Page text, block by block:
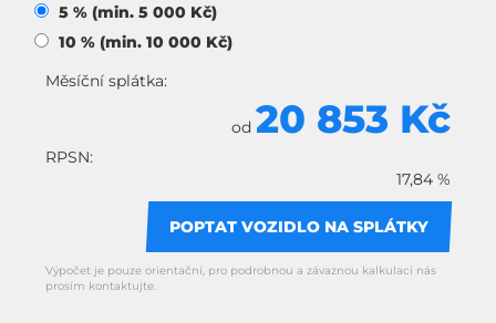
5 % (min. 5 000 Kč)
10 % (min. 10 000 Kč)
Měsíční splátka:
od 20 853 Kč
RPSN:
17,84 %
POPTAT VOZIDLO NA SPLÁTKY
Výpočet je pouze orientační, pro podrobnou a závaznou kalkulaci nás
prosím kontaktujte.